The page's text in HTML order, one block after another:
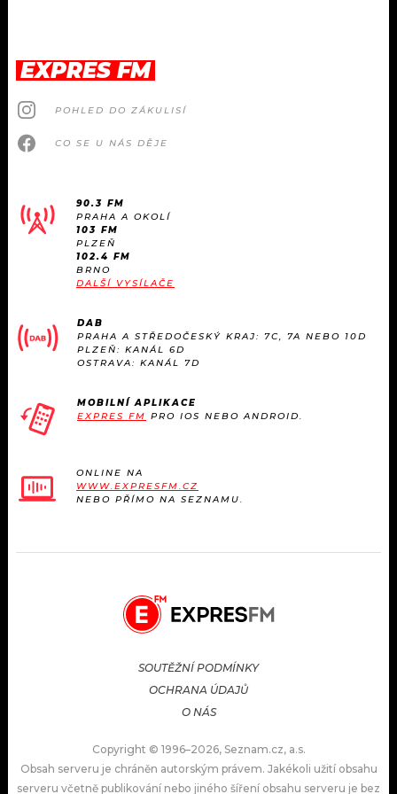
EXPRES FM
POHLED DO ZÁKULISÍ
CO SE U NÁS DĚJE
90.3 FM
PRAHA A OKOLÍ
103 FM
PLZEŇ
102.4 FM
BRNO
DALŠÍ VYSÍLAČE
DAB
PRAHA A STŘEDOČESKÝ KRAJ: 7C, 7A NEBO 10D
PLZEŇ: KANÁL 6D
OSTRAVA: KANÁL 7D
MOBILNÍ APLIKACE
EXPRES FM PRO IOS NEBO ANDROID.
ONLINE NA
WWW.EXPRESFM.CZ
NEBO PŘÍMO NA SEZNAMU.
SOUTĚŽNÍ PODMÍNKY
OCHRANA ÚDAJŮ
O NÁS
Copyright © 1996–2026, Seznam.cz, a.s.
Obsah serveru je chráněn autorským právem. Jakékoli užití obsahu
serveru včetně publikování nebo jiného šíření obsahu serveru je bez